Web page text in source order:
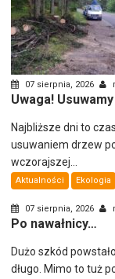
07 sierpnia, 2026
Uwaga!
Najbliższe dni to
usuwaniem drzew
wczorajszej...
Aktualności Ekologia
07 sierpnia, 2026
Po nawałnicy…
Dużo szkód
długo. Mimo to tuż